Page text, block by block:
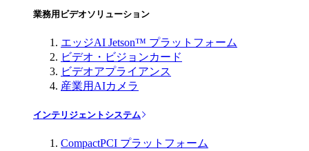
業務用ビデオソリューション
エッジAI Jetson™ プラットフォーム
ビデオ・ビジョンカード
ビデオアプライアンス
産業用AIカメラ
インテリジェントシステム
CompactPCI プラットフォーム